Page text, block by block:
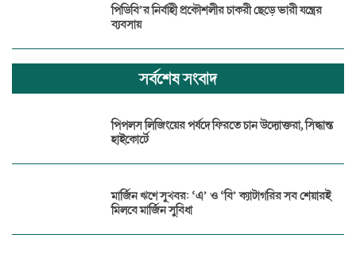
পিডিবি’র নির্বাহী প্রকৌশলীর চাকরী ছেড়ে ভারী যন্ত্রের
ব্যবসায়
সর্বশেষ সংবাদ
পিপলস লিজিংয়ের পর্ষদে ফিরতে চান উদ্যোক্তরা, সিদ্ধান্ত
হাইকোর্টে
মার্জিন ঋণে সুখবর: ‘এ’ ও ‘বি’ ক্যাটাগরির সব শেয়ারই
মিলবে মার্জিন সুবিধা